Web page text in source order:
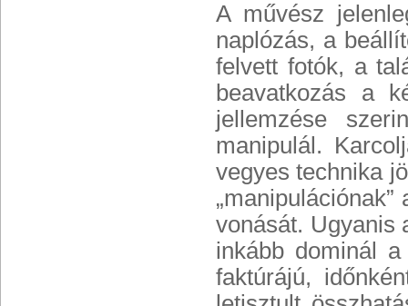
A művész
naplózás, a
felvett fotók, a
beavatkozás a
jellemzése
manipulál.
vegyes technika
vonását. Ugyanis
inkább dominál
faktúrájú,